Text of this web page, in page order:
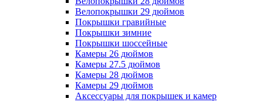
Велопокрышки 29 дюймов
Покрышки гравийные
Покрышки зимние
Покрышки шоссейные
Камеры 26 дюймов
Камеры 27.5 дюймов
Камеры 28 дюймов
Камеры 29 дюймов
Аксессуары для покрышек и камер